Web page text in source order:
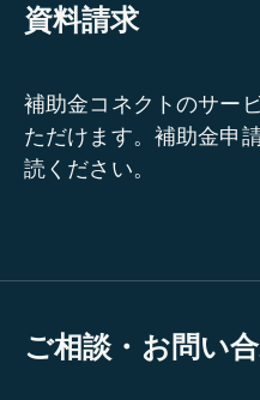
資料請求
補助金コネクトのサー
ただけます。補助金申
読ください。
ご相談・お問い